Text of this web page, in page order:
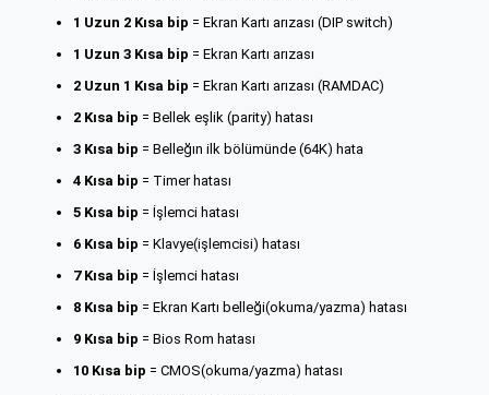
1 Uzun 2 Kısa bip = Ekran Kartı arızası (DIP switch)
1 Uzun 3 Kısa bip = Ekran Kartı arızası
2 Uzun 1 Kısa bip = Ekran Kartı arızası (RAMDAC)
2 Kısa bip = Bellek eşlik (parity) hatası
3 Kısa bip = Belleğın ilk bölümünde (64K) hata
4 Kısa bip = Timer hatası
5 Kısa bip = İşlemci hatası
6 Kısa bip = Klavye(işlemcisi) hatası
7 Kısa bip = İşlemci hatası
8 Kısa bip = Ekran Kartı belleği(okuma/yazma) hatası
9 Kısa bip = Bios Rom hatası
10 Kısa bip = CMOS(okuma/yazma) hatası